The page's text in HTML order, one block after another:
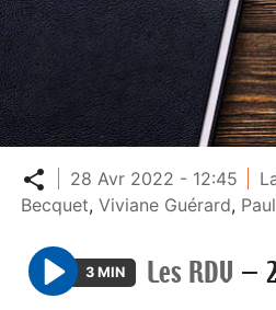
Partager
28 Avr 2022 - 12:45
Becquet,Viviane Guérard,
P
3 MIN Les RDV —